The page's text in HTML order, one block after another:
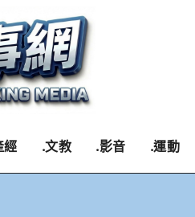
經 .文教 .影音 .運動